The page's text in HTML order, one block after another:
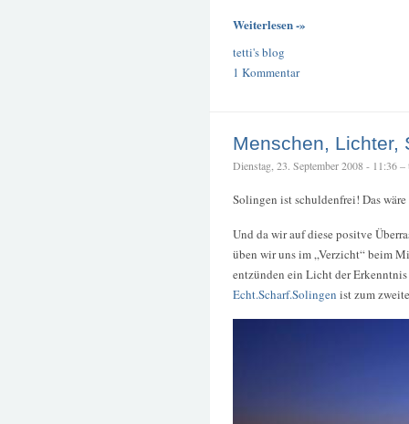
Weiterlesen -»
tetti's blog
1 Kommentar
Menschen, Lichter,
Dienstag, 23. September 2008 - 11:36 –
Solingen ist schuldenfrei! Das
Und da wir auf diese positve
üben wir uns im „Verzicht“ beim
entzünden ein Licht der
Echt.Scharf.Solingen ist zum